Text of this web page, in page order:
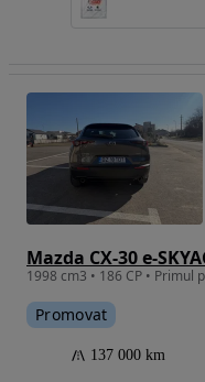
Mazda CX-30 e-
1998 cm3 • 186 CP • Primul
Promovat
137 000 km